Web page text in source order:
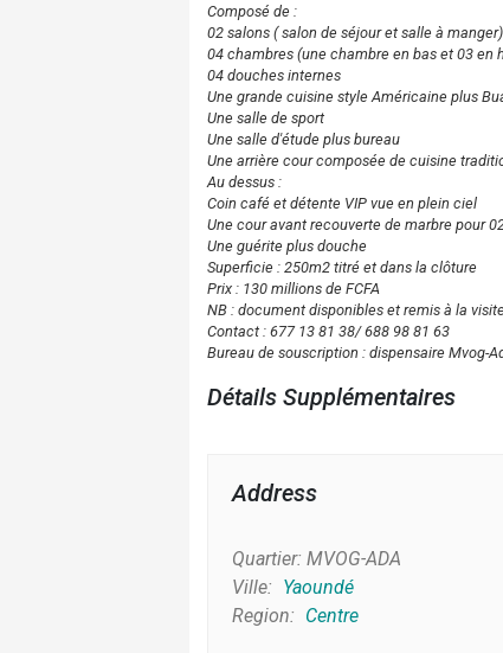
Composé de :
02 salons ( salon de séjour et salle à
04 chambres (une chambre en bas et 03
04 douches internes
Une grande cuisine style Américaine plus
Une salle de sport
Une salle d'étude plus bureau
Une arrière cour composée de cuisine
Au dessus :
Coin café et détente VIP vue en plein ciel
Une cour avant recouverte de marbre pour
Une guérite plus douche
Superficie : 250m2 titré et dans la clôture
Prix : 130 millions de FCFA
NB : document disponibles et remis à la
Contact : 677 13 81 38/ 688 98 81 63
Bureau de souscription : dispensaire Mvog-
Détails Supplémentaires
Address
Quartier: MVOG-ADA
Ville: Yaoundé
Region: Centre